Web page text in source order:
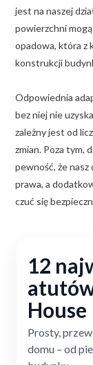
jest na naszej
powierzchni
opadowa, która z
konstrukcji
Odpowiednia
bez niej nie
zależny jest od
zmian. Poza tym,
pewność, że
prawa, a
czuć się
12
House
Prosty,
domu – od